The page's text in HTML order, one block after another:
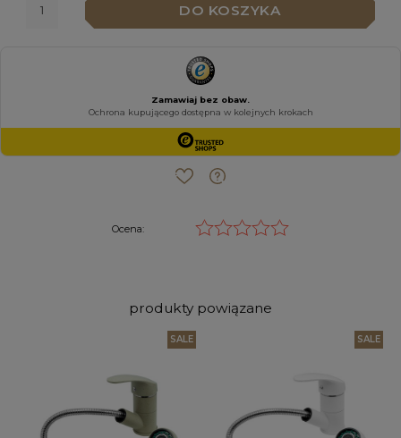
DO KOSZYKA
Ocena:
produkty powiązane
SALE SALE